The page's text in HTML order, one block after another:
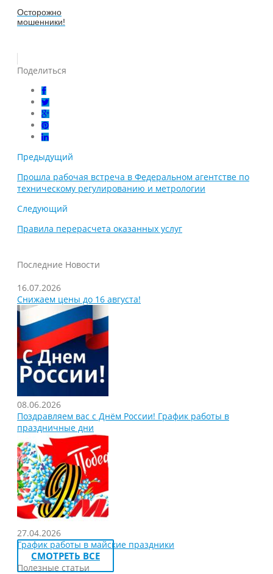
Осторожно
мошенники!
Поделиться
Предыдущий
Прошла рабочая встреча в Федеральном агентстве по
техническому регулированию и метрологии
Следующий
Правила перерасчета оказанных услуг
Последние Новости
16.07.2026
Снижаем цены до 16 августа!
08.06.2026
Поздравляем вас с Днём России! График работы в
праздничные дни
27.04.2026
График работы в майские праздники
СМОТРЕТЬ ВСЕ
Полезные статьи